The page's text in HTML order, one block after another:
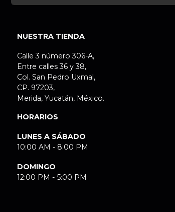
NUESTRA TIENDA
Calle 3 número 306-A,
Entre calles 36 y 38,
Col. San Pedro Uxmal,
CP. 97203,
Merida, Yucatán, México.
HORARIOS
LUNES A SÁBADO
10:00 AM - 8:00 PM
DOMINGO
12:00 PM - 5:00 PM